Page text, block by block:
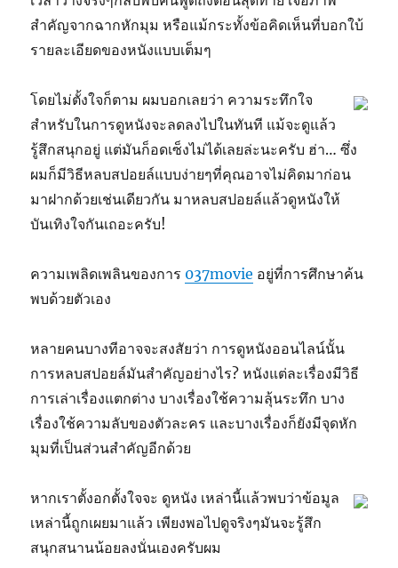
สำคัญจากฉากหักมุม หรือแม้กระทั้งข้อคิดเห็นที่บอกใบ้
รายละเอียดของหนังแบบเต็มๆ
โดยไม่ตั้งใจก็ตาม ผมบอกเลยว่า ความระทึกใจ
สำหรับในการดูหนังจะลดลงไปในทันที แม้จะดูแล้ว
รู้สึกสนุกอยู่ แต่มันก็อดเซ็งไม่ได้เลยล่ะนะครับ ฮ่า… ซึ่ง
ผมก็มีวิธีหลบสปอยล์แบบง่ายๆที่คุณอาจไม่คิดมาก่อน
มาฝากด้วยเช่นเดียวกัน มาหลบสปอยล์แล้วดูหนังให้
บันเทิงใจกันเถอะครับ!
ความเพลิดเพลินของการ 037movie อยู่ที่การศึกษาค้น
พบด้วยตัวเอง
หลายคนบางทีอาจจะสงสัยว่า การดูหนังออนไลน์นั้น
การหลบสปอยล์มันสำคัญอย่างไร? หนังแต่ละเรื่องมีวิธี
การเล่าเรื่องแตกต่าง บางเรื่องใช้ความลุ้นระทึก บาง
เรื่องใช้ความลับของตัวละคร และบางเรื่องก็ยังมีจุดหัก
มุมที่เป็นส่วนสำคัญอีกด้วย
หากเราตั้งอกตั้งใจจะ ดูหนัง เหล่านี้แล้วพบว่าข้อมูล
เหล่านี้ถูกเผยมาแล้ว เพียงพอไปดูจริงๆมันจะรู้สึก
สนุกสนานน้อยลงนั่นเองครับผม